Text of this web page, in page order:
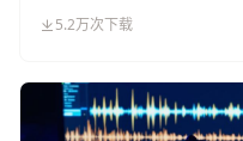
5.2万次下载